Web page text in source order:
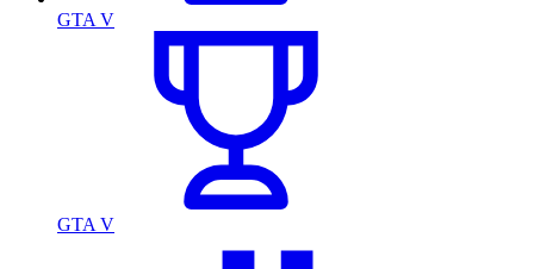
GTA V
GTA V